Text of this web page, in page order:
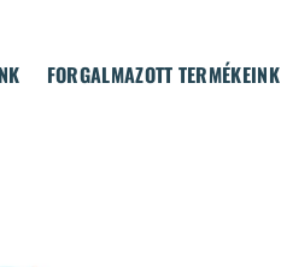
FORGALMAZOTT TERMÉKEINK